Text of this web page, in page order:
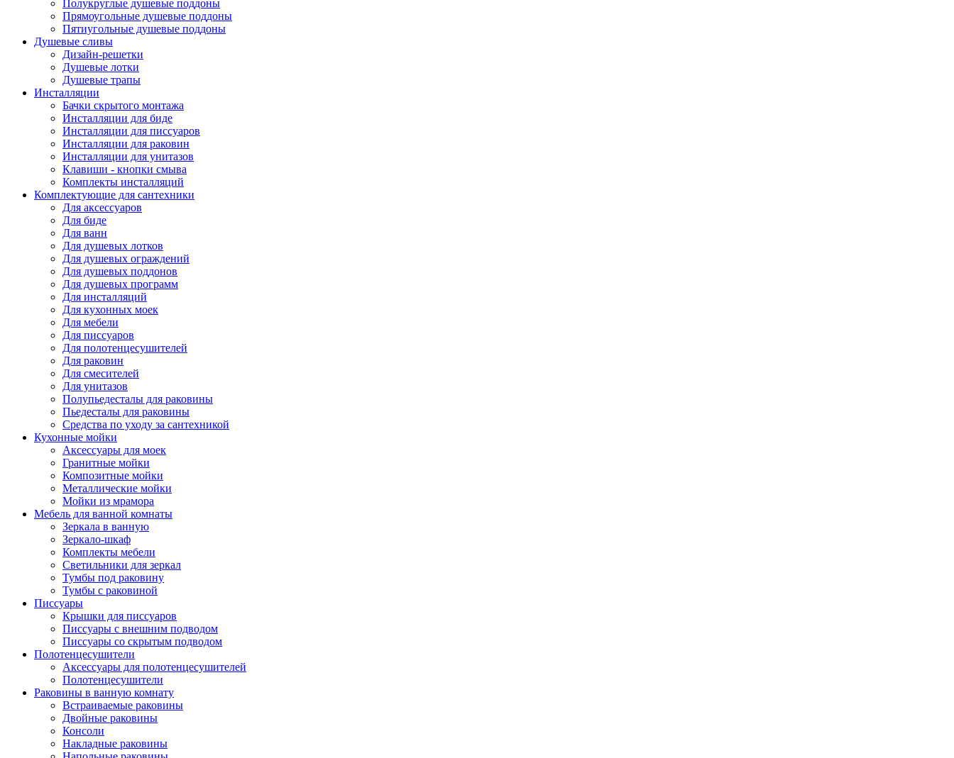
Полукруглые душевые поддоны
Прямоугольные душевые поддоны
Пятиугольные душевые поддоны
Душевые сливы
Дизайн-решетки
Душевые лотки
Душевые трапы
Инсталляции
Бачки скрытого монтажа
Инсталляции для биде
Инсталляции для писсуаров
Инсталляции для раковин
Инсталляции для унитазов
Клавиши - кнопки смыва
Комплекты инсталляций
Комплектующие для сантехники
Для аксессуаров
Для биде
Для ванн
Для душевых лотков
Для душевых ограждений
Для душевых поддонов
Для душевых программ
Для инсталляций
Для кухонных моек
Для мебели
Для писсуаров
Для полотенцесушителей
Для раковин
Для смесителей
Для унитазов
Полупьедесталы для раковины
Пьедесталы для раковины
Средства по уходу за сантехникой
Кухонные мойки
Аксессуары для моек
Гранитные мойки
Композитные мойки
Металлические мойки
Мойки из мрамора
Мебель для ванной комнаты
Зеркала в ванную
Зеркало-шкаф
Комплекты мебели
Светильники для зеркал
Тумбы под раковину
Тумбы с раковиной
Писсуары
Крышки для писсуаров
Писсуары с внешним подводом
Писсуары со скрытым подводом
Полотенцесушители
Аксессуары для полотенцесушителей
Полотенцесушители
Раковины в ванную комнату
Встраиваемые раковины
Двойные раковины
Консоли
Накладные раковины